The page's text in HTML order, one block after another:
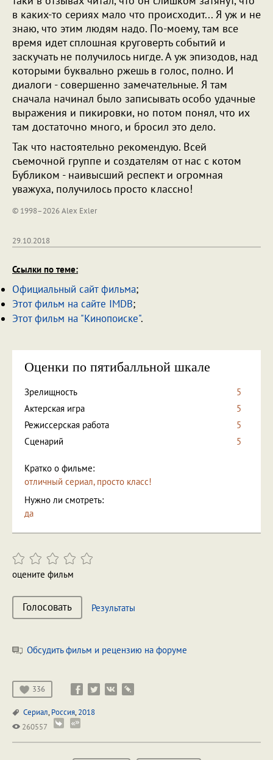
в каких-то сериях мало что происходит... Я уж и не
знаю, что этим людям надо. По-моему, там все
время идет сплошная круговерть событий и
заскучать не получилось нигде. А уж эпизодов, над
которыми буквально ржешь в голос, полно. И
диалоги - совершенно замечательные. Я там
сначала начинал было записывать особо удачные
выражения и пикировки, но потом понял, что их
там достаточно много, и бросил это дело.
Так что настоятельно рекомендую. Всей
съемочной группе и создателям от нас с котом
Бубликом - наивысший респект и огромная
уважуха, получилось просто классно!
© 1998–2026 Alex Exler
29.10.2018
Ссылки по теме:
Официальный сайт фильма;
Этот фильм на сайте IMDB;
Этот фильм на "Кинопоиске".
Оценки по пятибалльной шкале
Зрелищность
5
Актерская игра
5
Режиссерская работа
5
Сценарий
5
Кратко о фильме:
отличный сериал, просто класс!
Нужно ли смотреть:
да
оцените фильм
Голосовать Результаты
Обсудить фильм и рецензию на форуме
336
Сериал,Россия,2018
260557